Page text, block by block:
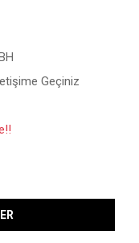
Geçiniz